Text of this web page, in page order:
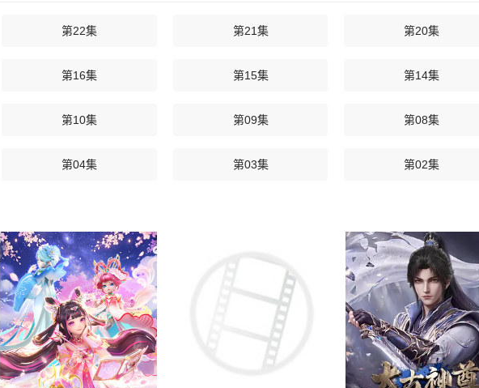
第22集 第21集 第20集
第16集 第15集 第14集
第10集 第09集 第08集
第04集 第03集 第02集